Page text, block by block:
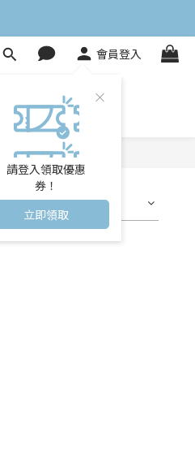
會員登入
請登入領取優惠
券！
立即領取
每頁顯示 24 個